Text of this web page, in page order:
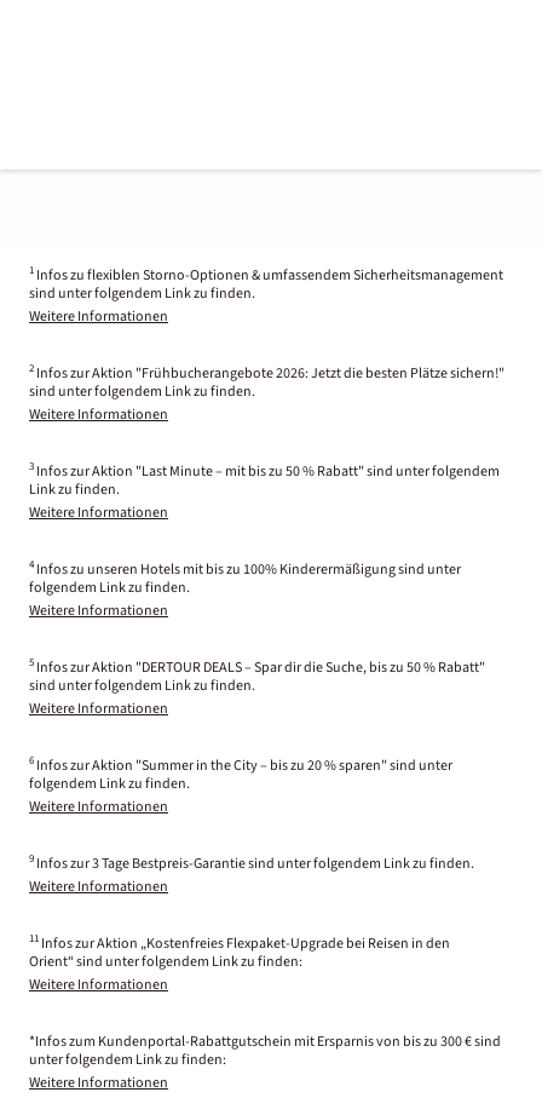
1 Infos zu flexiblen Storno-Optionen & umfassendem Sicherheitsmanagement
sind unter folgendem Link zu finden.
Weitere Informationen
2 Infos zur Aktion "Frühbucherangebote 2026: Jetzt die besten Plätze sichern!"
sind unter folgendem Link zu finden.
Weitere Informationen
3 Infos zur Aktion "Last Minute – mit bis zu 50 % Rabatt" sind unter folgendem
Link zu finden.
Weitere Informationen
4 Infos zu unseren Hotels mit bis zu 100% Kinderermäßigung sind unter
folgendem Link zu finden.
Weitere Informationen
5 Infos zur Aktion "DERTOUR DEALS – Spar dir die Suche, bis zu 50 % Rabatt"
sind unter folgendem Link zu finden.
Weitere Informationen
6 Infos zur Aktion "Summer in the City – bis zu 20 % sparen" sind unter
folgendem Link zu finden.
Weitere Informationen
9 Infos zur 3 Tage Bestpreis-Garantie sind unter folgendem Link zu finden.
Weitere Informationen
11 Infos zur Aktion „Kostenfreies Flexpaket-Upgrade bei Reisen in den
Orient“ sind unter folgendem Link zu finden:
Weitere Informationen
*Infos zum Kundenportal-Rabattgutschein mit Ersparnis von bis zu 300 € sind
unter folgendem Link zu finden:
Weitere Informationen